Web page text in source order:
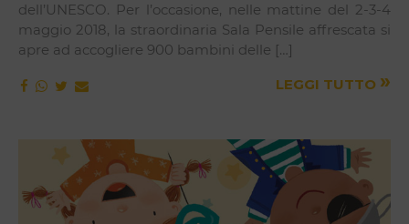
dell’UNESCO. Per l’occasione, nelle mattine del 2-3-4
maggio 2018, la straordinaria Sala Pensile affrescata si
apre ad accogliere 900 bambini delle […]
LEGGI TUTTO »